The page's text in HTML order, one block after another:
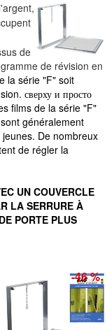
de
de révision en
la série "F" soit
сверху и просто
films de la série "F"
généralement
De nombreux
de régler la
UN COUVERCLE
LA SERRURE À
PORTE PLUS
-46 %